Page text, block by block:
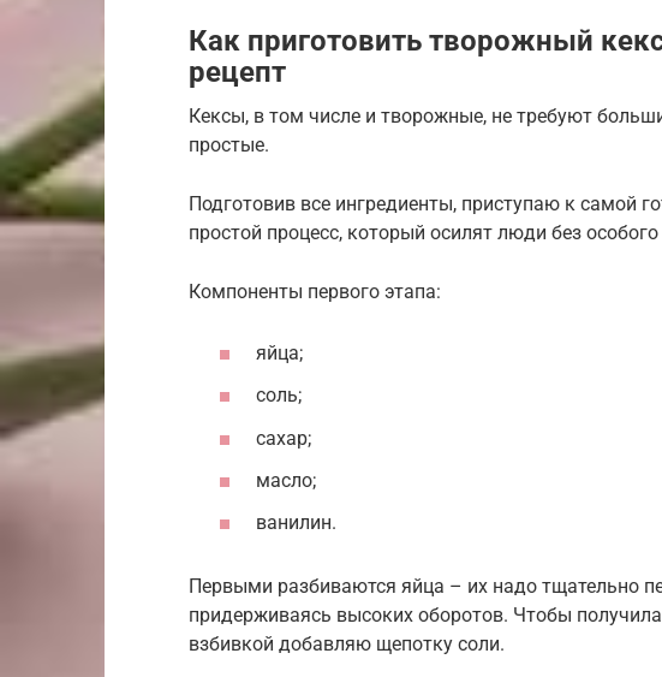
Как приготовить творожный
рецепт
Кексы, в том числе и творожные, не требуют
простые.
Подготовив все ингредиенты, приступаю к самой
простой процесс, который осилят люди без
Компоненты первого этапа:
яйца;
соль;
сахар;
масло;
ванилин.
Первыми разбиваются яйца – их надо тщательно
придерживаясь высоких оборотов. Чтобы
взбивкой добавляю щепотку соли.